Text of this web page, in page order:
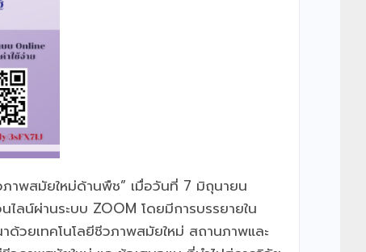
ภาพสมัยใหม่ด้านพืช” เมื่อวันที่ 7 มิถุนายน
น์ผ่านระบบ ZOOM โดยมีการบรรยายใน
วยเทคโนโลยีชีวภาพสมัยใหม่ สถานภาพและ